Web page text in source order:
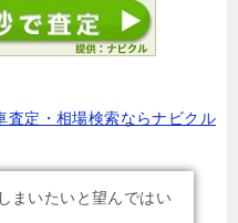
査定・相場検索ならナビクル
まいたいと望んではい